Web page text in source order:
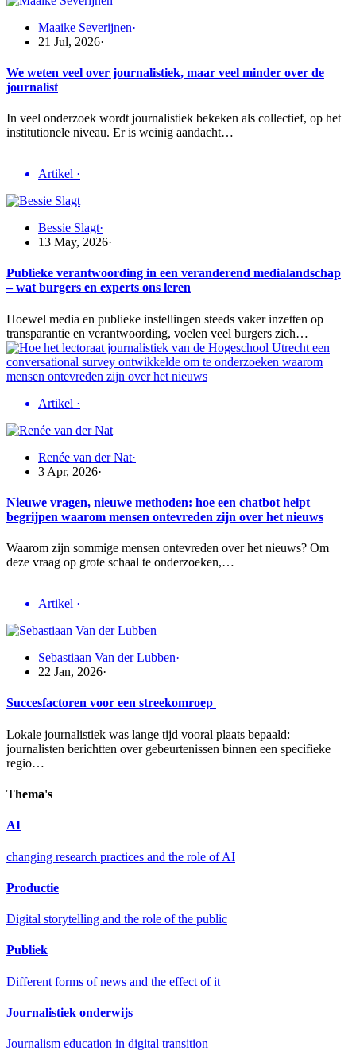
Maaike Severijnen·
21 Jul, 2026·
We weten veel over journalistiek, maar veel minder over de
journalist
In veel onderzoek wordt journalistiek bekeken als collectief, op het
institutionele niveau. Er is weinig aandacht…
Artikel ·
Bessie Slagt·
13 May, 2026·
Publieke verantwoording in een veranderend medialandschap
– wat burgers en experts ons leren
Hoewel media en publieke instellingen steeds vaker inzetten op
transparantie en verantwoording, voelen veel burgers zich…
Artikel ·
Renée van der Nat·
3 Apr, 2026·
Nieuwe vragen, nieuwe methoden: hoe een chatbot helpt
begrijpen waarom mensen ontevreden zijn over het nieuws
Waarom zijn sommige mensen ontevreden over het nieuws? Om
deze vraag op grote schaal te onderzoeken,…
Artikel ·
Sebastiaan Van der Lubben·
22 Jan, 2026·
Succesfactoren voor een streekomroep
Lokale journalistiek was lange tijd vooral plaats bepaald:
journalisten berichtten over gebeurtenissen binnen een specifieke
regio…
Thema's
AI
changing research practices and the role of AI
Productie
Digital storytelling and the role of the public
Publiek
Different forms of news and the effect of it
Journalistiek onderwijs
Journalism education in digital transition